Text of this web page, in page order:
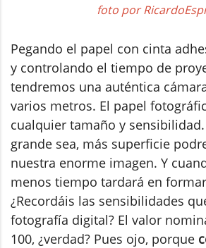
foto por
Pegando el papel con cinta
y controlando el tiempo de
tendremos una auténtica
varios metros. El papel
cualquier tamaño y
grande sea, más superficie
nuestra enorme imagen. Y
menos tiempo tardará en
¿Recordáis las sensibilidades
fotografía digital? El valor
100, ¿verdad? Pues ojo, porque